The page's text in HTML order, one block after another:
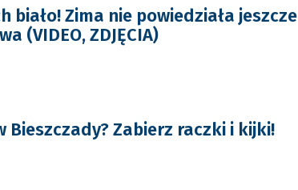
biało! Zima nie powiedziała jeszcze
(VIDEO, ZDJĘCIA)
Bieszczady? Zabierz raczki i kijki!